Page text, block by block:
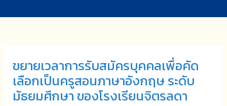
ขยายเวลาการรับสมัครบุคคลเพื่อคัด
เลือกเป็นครูสอนภาษาอังกฤษ ระดับ
มัธยมศึกษา ของโรงเรียนจิตรลดา